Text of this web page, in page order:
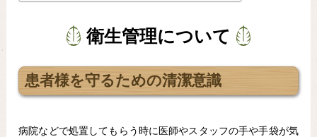
衛生管理について
患者様を守るための清潔意識
病院などで処置してもらう時に医師やスタッフの手や手袋が気